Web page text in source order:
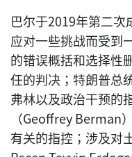
巴尔于2019年第二
应对一些挑战而受到
的错误概括和选择性
任的判决；特朗普总
弗林以及政治干预的
（Geoffrey Berman
有关的指控；涉及对